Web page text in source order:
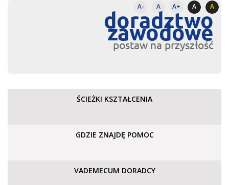
A- A A+ A A
doradztwo
zawodowe
postaw na przyszłość
ŚCIEŻKI KSZTAŁCENIA
GDZIE ZNAJDĘ POMOC
VADEMECUM DORADCY